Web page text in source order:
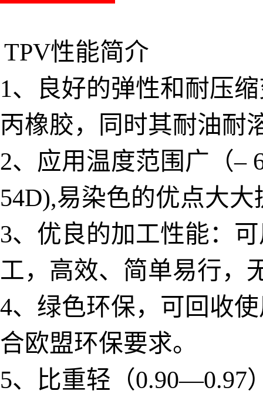
TPV性能简介
1、良好的弹性和耐压
丙橡胶，同时其耐油耐
2、应用温度范围广（
54D),易染色的优点大
3、优良的加工性能：
工，高效、简单易行，
4、绿色环保，可回收
合欧盟环保要求。
5、比重轻（0.90—0.97